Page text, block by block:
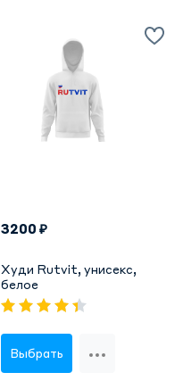
3200 ₽
Худи Rutvit, унисекс,
белое
Выбрать